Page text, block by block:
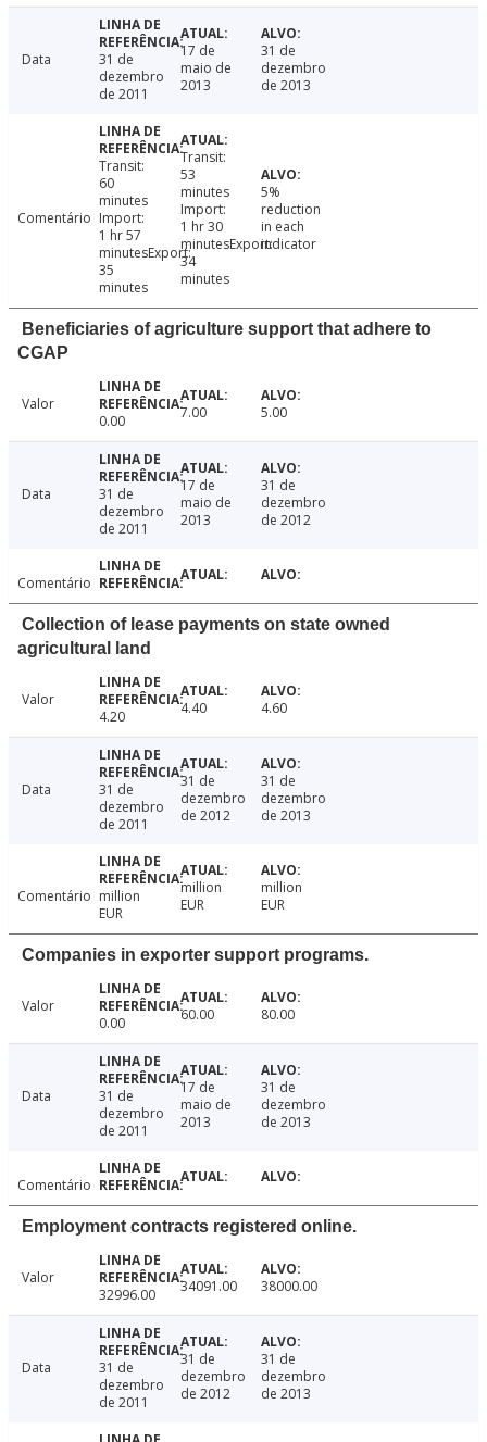
Data
31 de
dezembro
de 2011
17 de
maio de
2013
31 de
dezembro
de 2013
Comentário
Transit:
60
minutes
Import:
1 hr 57
minutesExport:
35
minutes
Transit:
53
minutes
Import:
1 hr 30
minutesExport:
34
minutes
5%
reduction
in each
indicator
Beneficiaries of agriculture support that adhere to
CGAP
Valor
0.00
7.00 5.00
Data
31 de
dezembro
de 2011
17 de
maio de
2013
31 de
dezembro
de 2012
Comentário
Collection of lease payments on state owned
agricultural land
Valor
4.20
4.40 4.60
Data
31 de
dezembro
de 2011
31 de
dezembro
de 2012
31 de
dezembro
de 2013
Comentário million
EUR
million
EUR
million
EUR
Companies in exporter support programs.
Valor
0.00
60.00 80.00
Data
31 de
dezembro
de 2011
17 de
maio de
2013
31 de
dezembro
de 2013
Comentário
Employment contracts registered online.
Valor
32996.00
34091.00 38000.00
Data
31 de
dezembro
de 2011
31 de
dezembro
de 2012
31 de
dezembro
de 2013